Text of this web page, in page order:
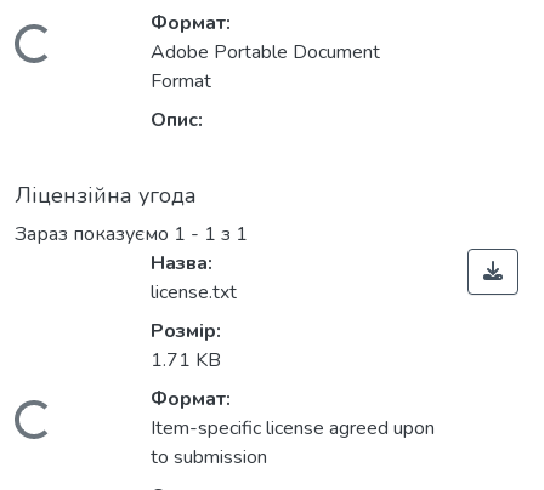
Вантажиться...
Формат:
Adobe Portable Document
Format
Опис:
Ліцензійна угода
Зараз показуємо 1 - 1 з 1
Назва:
license.txt
Розмір:
1.71 KB
Формат:
Item-specific license agreed upon
to submission